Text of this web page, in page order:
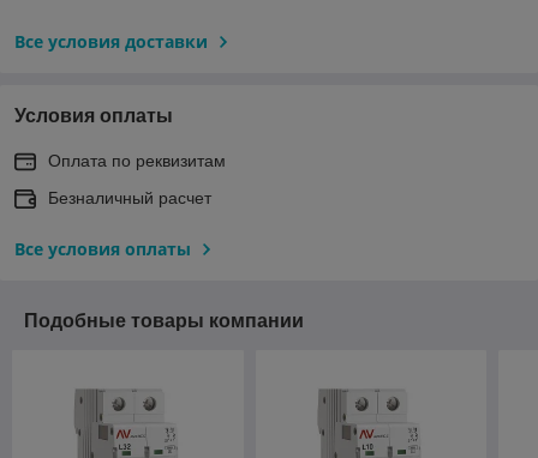
Все условия доставки
Условия оплаты
Оплата по реквизитам
Безналичный расчет
Все условия оплаты
Подобные товары компании